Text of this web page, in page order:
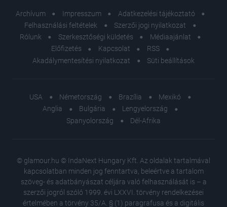
Archívum Impresszum
Adatkezelési tájékoztató
Felhasználási feltételek
Szerzői jogi nyilatkozat
Rólunk
Szerkesztőségi küldetés
Médiaajánlat
Előfizetés
Kapcsolat
RSS
Akadálymentesítési nyilatkozat
Süti beállítások
USA Németország Brazília
Mexikó
Anglia
Bulgária
Lengyelország
Spanyolország
Dél-Afrika
© glamour.hu © IndaNext Hungary Kft. Az oldalak tartalmával
kapcsolatban minden jog fenntartva, beleértve a tartalom
szöveg- és adatbányászat céljára való felhasználását is – a
szerzői jogról szóló 1999. évi LXXVI. törvény rendelkezései
értelmében a törvény 35/A. § (1) paragrafusa és a digitális